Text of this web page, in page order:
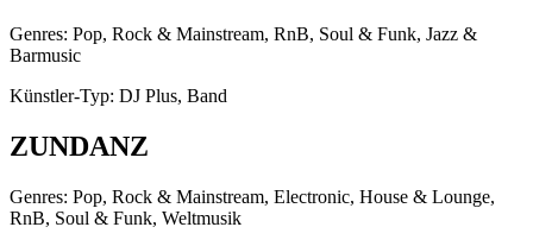
Genres: Pop, Rock & Mainstream, RnB, Soul & Funk, Jazz &
Barmusic
Künstler-Typ: DJ Plus, Band
ZUNDANZ
Genres: Pop, Rock & Mainstream, Electronic, House & Lounge,
RnB, Soul & Funk, Weltmusik